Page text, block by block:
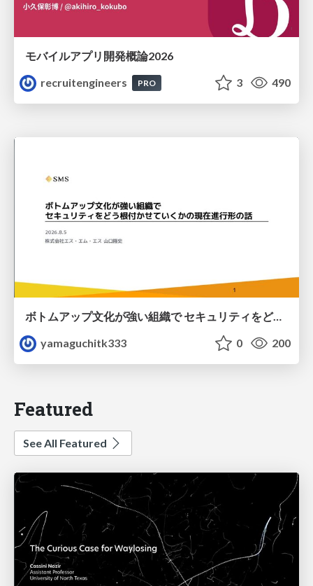
モバイルアプリ開発概論2026
recruitengineers
PRO 3 490
ボトムアップ文化が強い組織で セキュリティをどう根付かせていくかの現在進行形の話 / Making Security Stick in a Bottom-Up Organization
yamaguchitk333
0 200
Featured
See All Featured